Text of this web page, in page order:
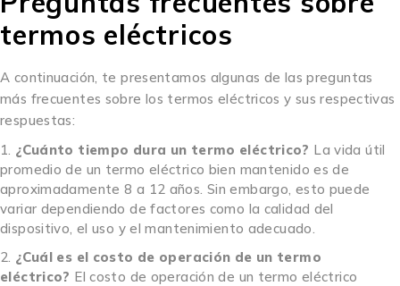
termos eléctricos
A continuación, te presentamos algunas de las preguntas
más frecuentes sobre los termos eléctricos y sus respectivas
respuestas:
¿Cuánto tiempo dura un termo eléctrico? La vida útil
promedio de un termo eléctrico bien mantenido es de
aproximadamente 8 a 12 años. Sin embargo, esto puede
variar dependiendo de factores como la calidad del
dispositivo, el uso y el mantenimiento adecuado.
¿Cuál es el costo de operación de un termo
eléctrico? El costo de operación de un termo eléctrico